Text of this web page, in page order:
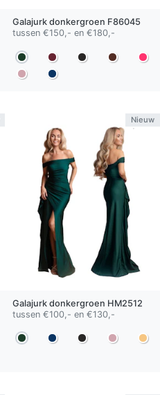
Galajurk donkergroen F86045
tussen €150,- en €180,-
Nieuw
Galajurk donkergroen HM2512
tussen €100,- en €130,-